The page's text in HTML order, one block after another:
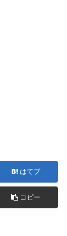
はてブ
コピー